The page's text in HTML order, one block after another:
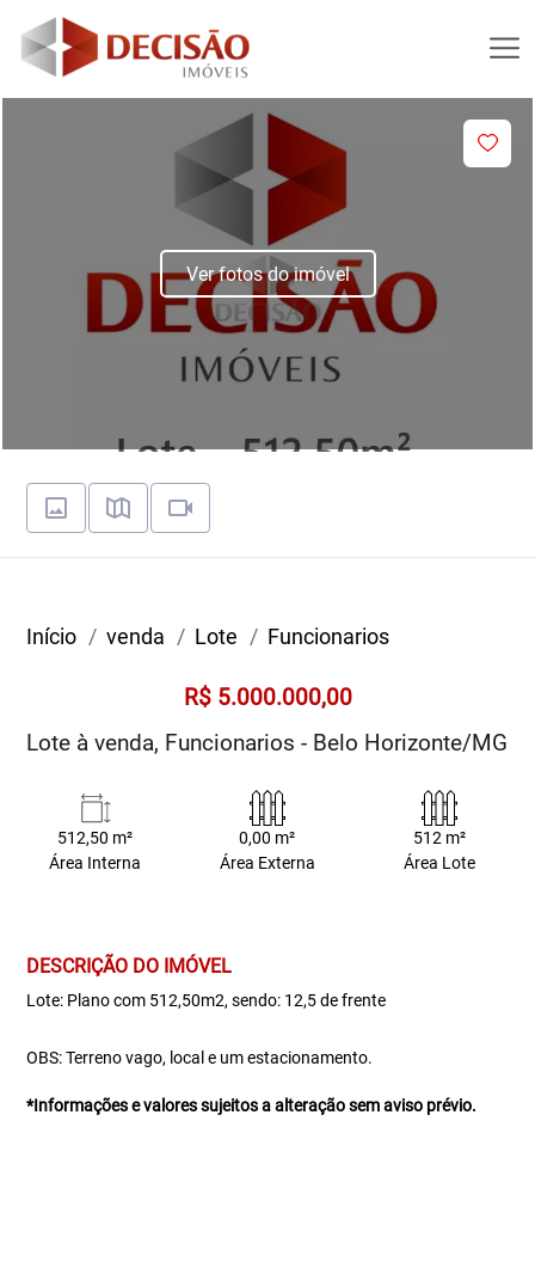
Ver fotos do imóvel
Início venda Lote Funcionarios
R$ 5.000.000,00
Lote à venda, Funcionarios - Belo Horizonte/MG
512,50 m²
Área Interna
0,00 m²
Área Externa
512 m²
Área Lote
DESCRIÇÃO DO IMÓVEL
Lote: Plano com 512,50m2, sendo: 12,5 de frente
OBS: Terreno vago, local e um estacionamento.
*Informações e valores sujeitos a alteração sem aviso prévio.